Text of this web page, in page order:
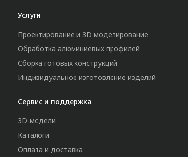
Услуги
Проектирование и 3D моделирование
Обработка алюминиевых профилей
Сборка готовых конструкций
Индивидуальное изготовление изделий
Сервис и поддержка
3D-модели
Каталоги
Оплата и доставка